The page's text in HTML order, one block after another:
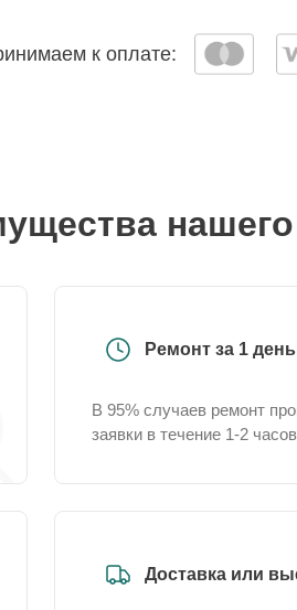
к оплате:
Ремонт за 1 день
В 95% случаев ремонт
заявки в течение 1-2 часов
Доставка или